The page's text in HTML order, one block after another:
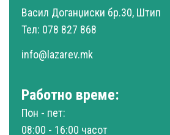
Васил Доганџиски бр.30, Штип
Тел: 078 827 868
info@lazarev.mk
Работно време:
Пон - пет:
08:00 - 16:00 часот